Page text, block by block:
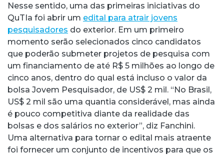
Nesse sentido, uma das primeiras iniciativas do
QuTIa foi abrir um edital para atrair jovens
pesquisadores do exterior. Em um primeiro
momento serão selecionados cinco candidatos
que poderão submeter projetos de pesquisa com
um financiamento de até R$ 5 milhões ao longo de
cinco anos, dentro do qual está incluso o valor da
bolsa Jovem Pesquisador, de US$ 2 mil. “No Brasil,
US$ 2 mil são uma quantia considerável, mas ainda
é pouco competitiva diante da realidade das
bolsas e dos salários no exterior”, diz Fanchini.
Uma alternativa para tornar o edital mais atraente
foi fornecer um conjunto de incentivos para que os